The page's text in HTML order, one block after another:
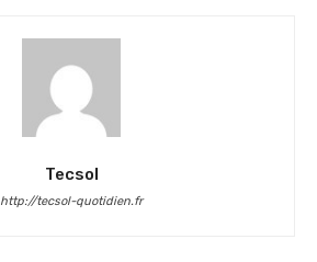
Tecsol
http://tecsol-quotidien.fr